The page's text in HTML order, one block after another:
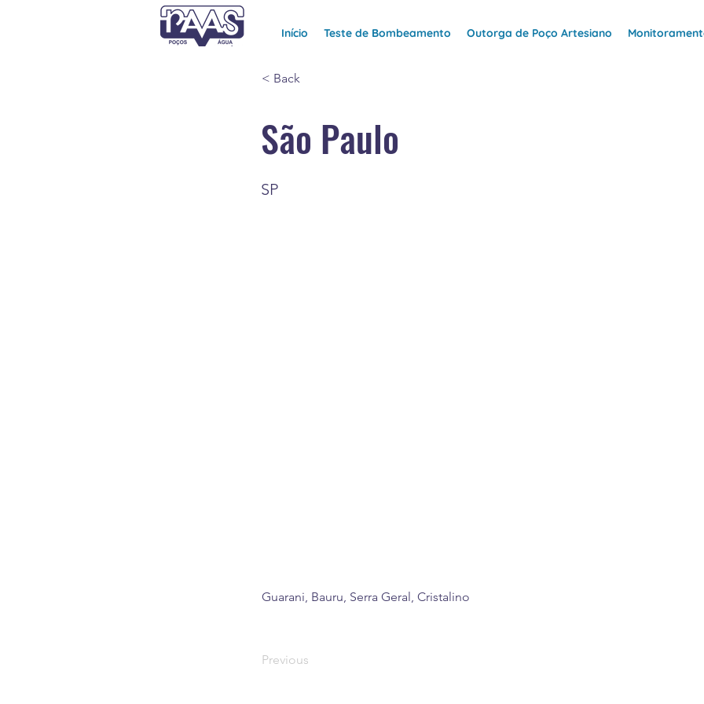
Início Teste de Bombeamento Outorga de Poço Artesiano
< Back
São Paulo
SP
Guarani, Bauru, Serra Geral, Cristalino
Previous